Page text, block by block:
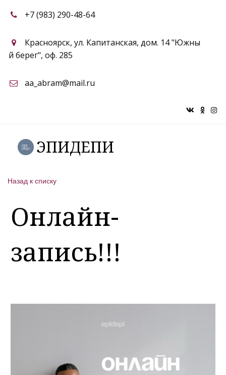
+7 (983) 290-48-64
Красноярск, ул. Капитанская, дом. 14 "Южны
й берег", оф. 285
aa_abram@mail.ru
ЭПИДЕПИ
Назад к списку
Онлайн-
запись!!!